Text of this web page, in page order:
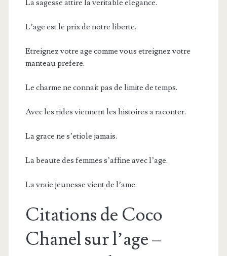
La sagesse attire la veritable elegance.
L’age est le prix de notre liberte.
Etreignez votre age comme vous etreignez votre
manteau prefere.
Le charme ne connait pas de limite de temps.
Avec les rides viennent les histoires a raconter.
La grace ne s’etiole jamais.
La beaute des femmes s’affine avec l’age.
La vraie jeunesse vient de l’ame.
Citations de Coco
Chanel sur l’age –